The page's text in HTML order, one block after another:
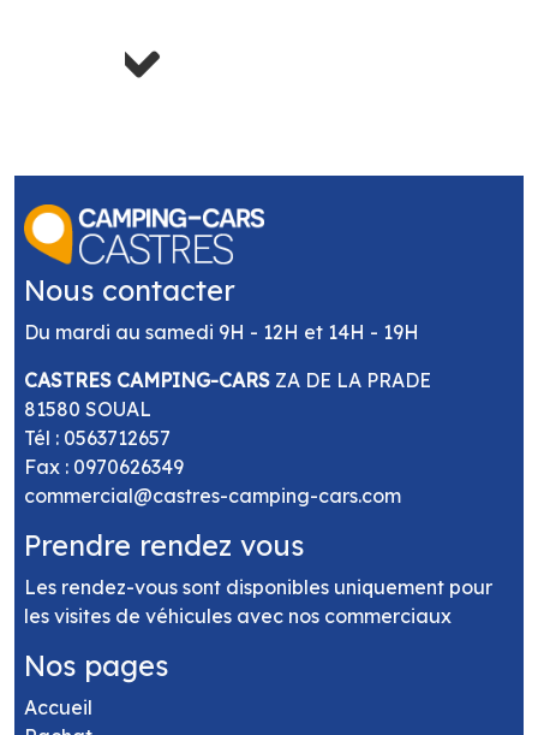
Nous contacter
Du mardi au samedi 9H - 12H et 14H - 19H
CASTRES CAMPING-CARS ZA DE LA PRADE
81580 SOUAL
Tél : 0563712657
Fax : 0970626349
commercial@castres-camping-cars.com
Prendre rendez vous
Les rendez-vous sont disponibles uniquement pour
les visites de véhicules avec nos commerciaux
Nos pages
Accueil